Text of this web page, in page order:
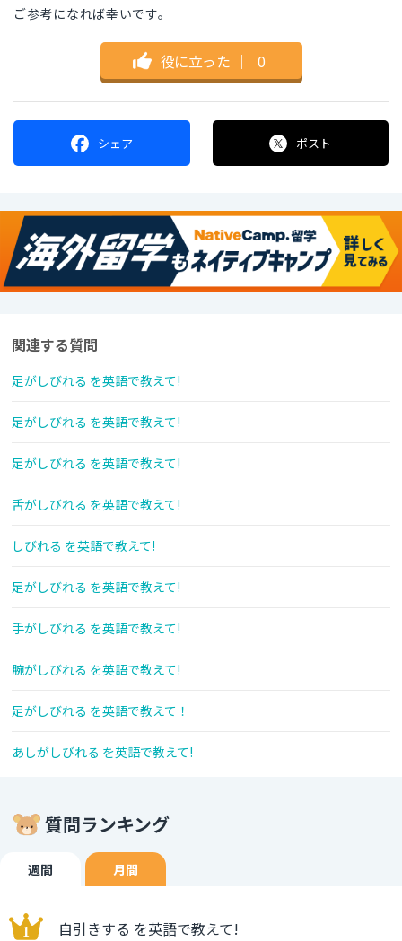
ご参考になれば幸いです。
役に立った ｜ 0
シェア ポスト
関連する質問
足がしびれる を英語で教えて!
足がしびれる を英語で教えて!
足がしびれる を英語で教えて!
舌がしびれる を英語で教えて!
しびれる を英語で教えて!
足がしびれる を英語で教えて!
手がしびれる を英語で教えて!
腕がしびれる を英語で教えて!
足がしびれる を英語で教えて！
あしがしびれる を英語で教えて!
質問ランキング
週間 月間
自引きする を英語で教えて!